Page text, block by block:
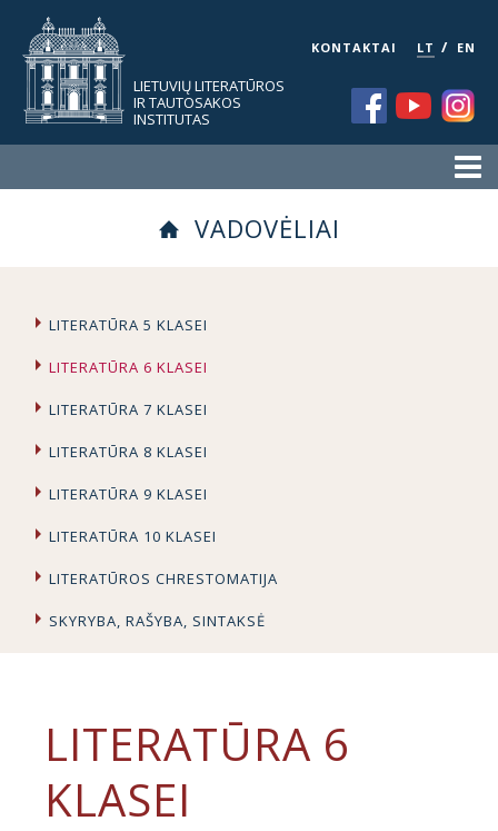
LIETUVIŲ LITERATŪROS
IR TAUTOSAKOS
INSTITUTAS
KONTAKTAI LT / EN
VADOVĖLIAI
LITERATŪRA 5 KLASEI
LITERATŪRA 6 KLASEI
LITERATŪRA 7 KLASEI
LITERATŪRA 8 KLASEI
LITERATŪRA 9 KLASEI
LITERATŪRA 10 KLASEI
LITERATŪROS CHRESTOMATIJA
SKYRYBA, RAŠYBA, SINTAKSĖ
LITERATŪRA 6
KLASEI